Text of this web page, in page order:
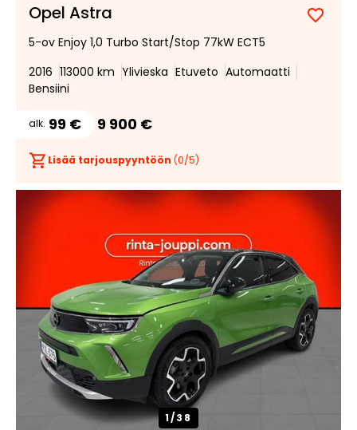
Opel Astra
Lisää
5-ov Enjoy 1,0 Turbo Start/Stop 77kW ECT5
2016 113000 km Ylivieska Etuveto Automaatti
Bensiini
alk. 99 € 9 900 €
Lisää tarjouspyyntöön (0/5)
1/38